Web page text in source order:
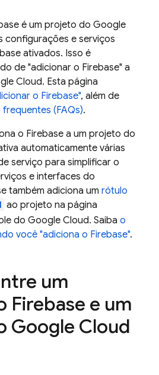
é um projeto do Google
configurações e serviços
ativados. Isso é
de "adicionar o Firebase" a
Cloud. Esta página
o Firebase", além de
(FAQs).
o Firebase a um projeto do
automaticamente várias
serviço para simplificar o
e interfaces do
também adiciona um rótulo
ao projeto na página
do Google Cloud. Saiba o
você "adiciona o Firebase".
um
Firebase e um
Google Cloud